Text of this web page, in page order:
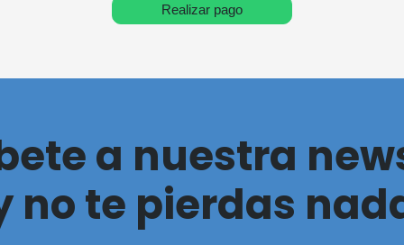
Realizar pago
a nuestra
no te pierdas